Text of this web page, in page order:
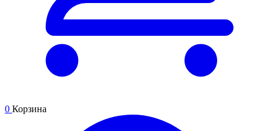
0 Корзина